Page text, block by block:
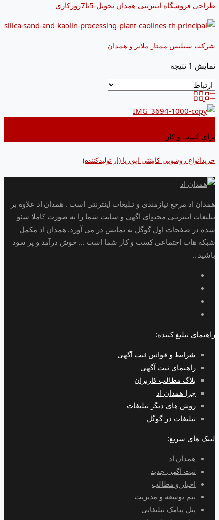
طراحی فروشگاه اینترنتی همدان تحویل-5تا7روزکاری
شرکت سیلیس ممتاز ملایر و همدان
نمایش 1 نتیجه
برای کسب و کار
خریدانواع روشویی کابینتی ایواریا (از تولیدکننده)
همدان اد مرجع نیازمندی و تبلیغات اینترنتی است . همدان اد علاوه بر
تبلیغات اینترنتی محتوای آگهی و سایت شما را به صورت کاملا سئو
شده در صفحات اول گوگل به نمایش در می آورد. همدان اد مکمل
شبکه هاب اجتماعی کسب و کار شما است ... خوش درآمد و پر سود
باشید ..
راهنمای تبلیغ کننده:
شرایط و قوانین ثبت آگهی
راهنمای ثبت آگهی
بلاگ مطالب کاربران
چرا همدان اد
روش های دیگر تبلیغات
تبلیغات در گوگل
لینک های سریع:
همدان اد
ثبت آگهی جدید
اخبار و مطالب
تیم توسعه و مدیریت
پنل پیامک تبلیغاتی